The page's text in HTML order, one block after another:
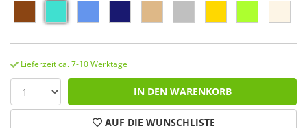
Lieferzeit ca. 7-10 Werktage
IN DEN WARENKORB
AUF DIE WUNSCHLISTE